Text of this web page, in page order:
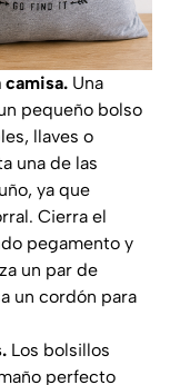
camisa. Una
pequeño bolso
llaves o
una de las
ya que
Cierra el
pegamento y
un par de
un cordón para
Los bolsillos
perfecto